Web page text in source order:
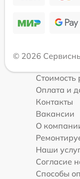
© 2026
Стоимость
Оплата и
Контакты
Вакансии
О
Наши
Согласие
Способы